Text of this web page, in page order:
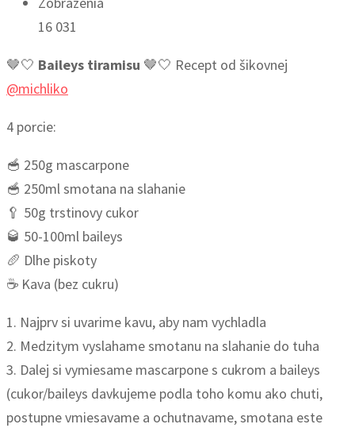
16 031
🤎🤍 Baileys tiramisu 🤎🤍 Recept od šikovnej
@michliko
4 porcie:
🥣 250g mascarpone
🥣 250ml smotana na slahanie
🥄 50g trstinovy cukor
🥃 50-100ml baileys
🥖 Dlhe piskoty
☕ Kava (bez cukru)
1. Najprv si uvarime kavu, aby nam vychladla
2. Medzitym vyslahame smotanu na slahanie do tuha
3. Dalej si vymiesame mascarpone s cukrom a baileys
(cukor/baileys davkujeme podla toho komu ako chuti,
postupne vmiesavame a ochutnavame, smotana este